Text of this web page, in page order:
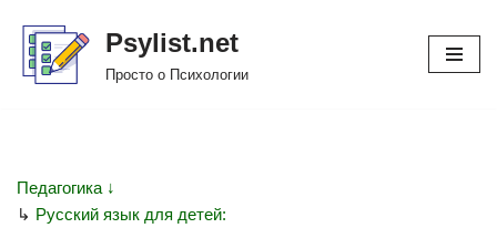
Перейти
Psylist.net
Просто о Психологии
Педагогика ↓
↳ Русский язык для детей: